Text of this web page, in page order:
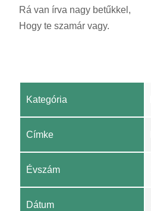
Rá van írva nagy betűkkel,
Hogy te szamár vagy.
Kategória
Címke
Évszám
Dátum